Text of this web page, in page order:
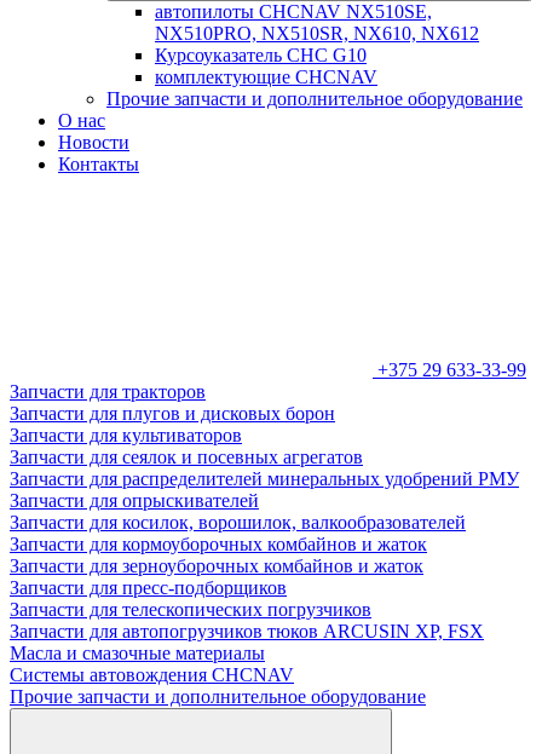
автопилоты CHCNAV NX510SE,
NX510PRO, NX510SR, NX610, NX612
Курсоуказатель CHC G10
комплектующие CHCNAV
Прочие запчасти и дополнительное оборудование
О нас
Новости
Контакты
+375 29 633-33-99
Запчасти для тракторов
Запчасти для плугов и дисковых борон
Запчасти для культиваторов
Запчасти для сеялок и посевных агрегатов
Запчасти для распределителей минеральных удобрений РМУ
Запчасти для опрыскивателей
Запчасти для косилок, ворошилок, валкообразователей
Запчасти для кормоуборочных комбайнов и жаток
Запчасти для зерноуборочных комбайнов и жаток
Запчасти для пресс-подборщиков
Запчасти для телескопических погрузчиков
Запчасти для автопогрузчиков тюков ARCUSIN XP, FSX
Масла и смазочные материалы
Системы автовождения CHCNAV
Прочие запчасти и дополнительное оборудование